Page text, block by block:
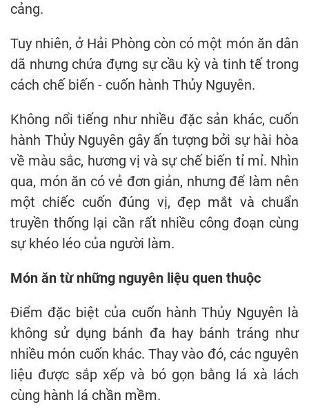
cảng.
Tuy nhiên, ở Hải Phòng còn có một món ăn dân
dã nhưng chứa đựng sự cầu kỳ và tinh tế trong
cách chế biến - cuốn hành Thủy Nguyên.
Không nổi tiếng như nhiều đặc sản khác, cuốn
hành Thủy Nguyên gây ấn tượng bởi sự hài hòa
về màu sắc, hương vị và sự chế biến tỉ mỉ. Nhìn
qua, món ăn có vẻ đơn giản, nhưng để làm nên
một chiếc cuốn đúng vị, đẹp mắt và chuẩn
truyền thống lại cần rất nhiều công đoạn cùng
sự khéo léo của người làm.
Món ăn từ những nguyên liệu quen thuộc
Điểm đặc biệt của cuốn hành Thủy Nguyên là
không sử dụng bánh đa hay bánh tráng như
nhiều món cuốn khác. Thay vào đó, các nguyên
liệu được sắp xếp và bó gọn bằng lá xà lách
cùng hành lá chần mềm.